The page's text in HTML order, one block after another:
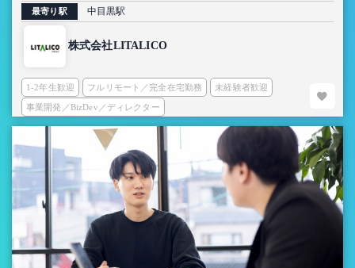
最寄り駅 中目黒駅
株式会社LITALICO
1-2年生歓迎 フルリモート／完全在宅勤務 未経験者歓迎
事業開発／BizDev／ディレクター